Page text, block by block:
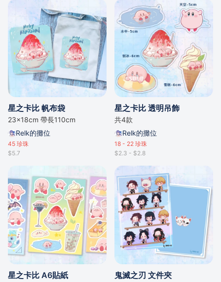
星之卡比 帆布袋
23x18cm 帶長110cm
Relk的攤位
45 珍珠
$5.7
星之卡比 透明吊飾
共4款
Relk的攤位
18 - 22 珍珠
$2.3 - $2.8
星之卡比 A6貼紙 鬼滅之刃 文件夾